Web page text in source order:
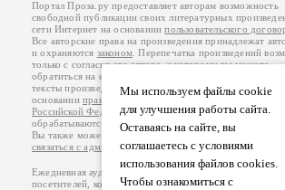
Мы используем файлы cookie
для улучшения работы сайта.
Оставаясь на сайте, вы
соглашаетесь с условиями
использования файлов cookies.
Чтобы ознакомиться с
Портал Проза.ру предоставляет авторам возможность
свободной публикации своих литературных
сети Интернет на основаниипользовательского
Все авторские права на произведения принадлежат
и охраняются законом . Перепечатка произведений
только с согласия его автора, к которому вы можете
обратиться на его авторской странице. Ответственность
тексты произведений авторы несут самостоятельно на
основанииправил публикации изаконодательства
Российской Федерации . Данные пользователей
обрабатываются на основании
Политики обработки
Вы также можете посмотреть более подробную
связаться с администрацией.
Ежедневная аудитория портала Проза.ру – порядка
посетителей, которые в общей сумме просматривают